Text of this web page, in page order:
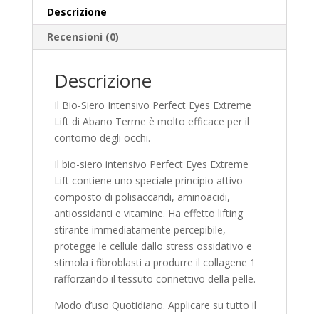
Descrizione
Recensioni (0)
Descrizione
Il Bio-Siero Intensivo Perfect Eyes Extreme
Lift di Abano Terme è molto efficace per il
contorno degli occhi.
Il bio-siero intensivo Perfect Eyes Extreme
Lift contiene uno speciale principio attivo
composto di polisaccaridi, aminoacidi,
antiossidanti e vitamine. Ha effetto lifting
stirante immediatamente percepibile,
protegge le cellule dallo stress ossidativo e
stimola i fibroblasti a produrre il collagene 1
rafforzando il tessuto connettivo della pelle.
Modo d’uso Quotidiano. Applicare su tutto il